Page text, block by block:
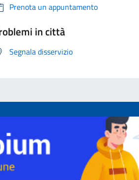
Prenota un appuntamento
in città
Segnala disservizio